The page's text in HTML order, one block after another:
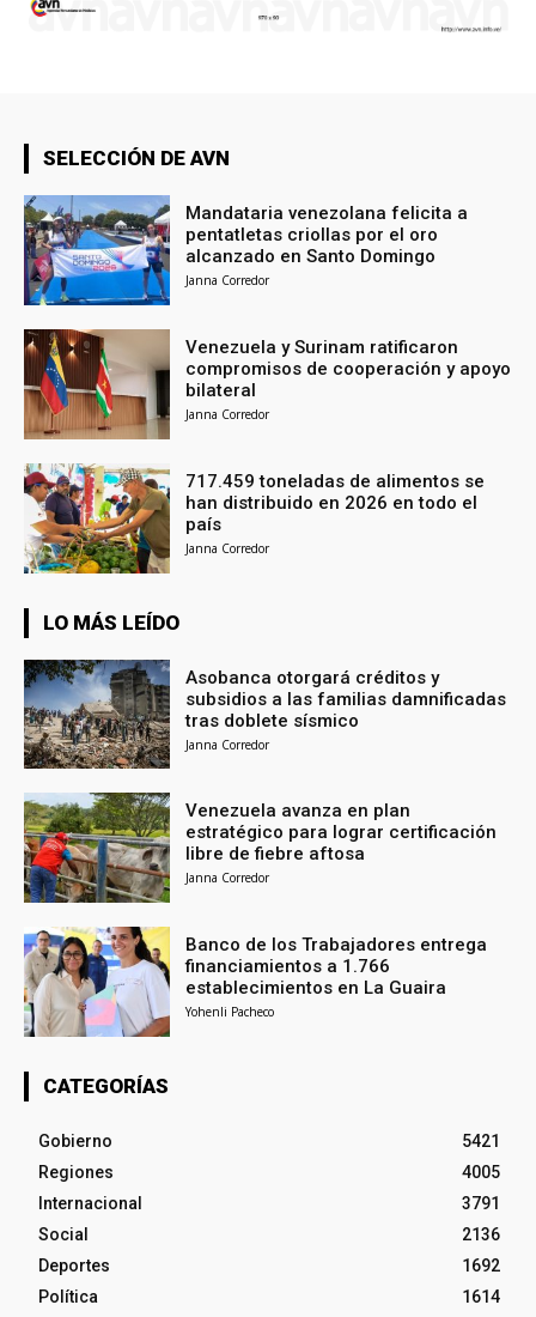
SELECCIÓN DE AVN
Mandataria venezolana felicita a
pentatletas criollas por el oro
alcanzado en Santo Domingo
Janna Corredor
Venezuela y Surinam ratificaron
compromisos de cooperación y apoyo
bilateral
Janna Corredor
717.459 toneladas de alimentos se
han distribuido en 2026 en todo el
país
Janna Corredor
LO MÁS LEÍDO
Asobanca otorgará créditos y
subsidios a las familias damnificadas
tras doblete sísmico
Janna Corredor
Venezuela avanza en plan
estratégico para lograr certificación
libre de fiebre aftosa
Janna Corredor
Banco de los Trabajadores entrega
financiamientos a 1.766
establecimientos en La Guaira
Yohenli Pacheco
CATEGORÍAS
Gobierno
5421
Regiones
4005
Internacional
3791
Social
2136
Deportes
1692
Política
1614